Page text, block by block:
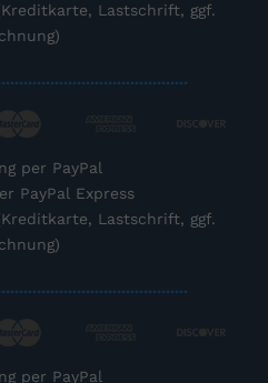
Lastschrift, ggf.
per PayPal
PayPal Express
Lastschrift, ggf.
per PayPal